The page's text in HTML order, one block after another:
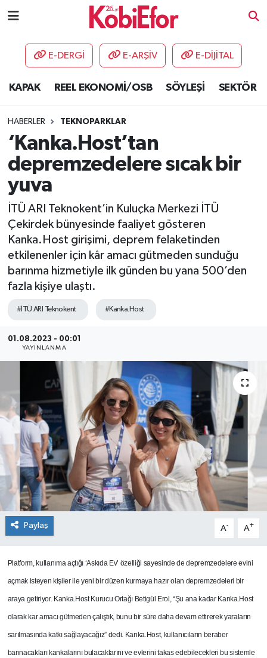
E-DERGİ E-ARŞİV E-DİJİTAL
KAPAK REEL EKONOMİ/OSB SÖYLEŞİ SEKTÖR
HABERLER TEKNOPARKLAR
‘Kanka.Host’tan
depremzedelere sıcak bir
yuva
İTÜ ARI Teknokent’in Kuluçka Merkezi İTÜ
Çekirdek bünyesinde faaliyet gösteren
Kanka.Host girişimi, deprem felaketinden
etkilenenler için kâr amacı gütmeden sunduğu
barınma hizmetiyle ilk günden bu yana 500’den
fazla kişiye ulaştı.
#İTÜ ARI Teknokent #Kanka.Host
01.08.2023 - 00:01
YAYINLANMA
Paylaş A- A+
Platform, kullanıma açtığı ‘Askıda Ev’ özelliği sayesinde de depremzedelere evini
açmak isteyen kişiler ile yeni bir düzen kurmaya hazır olan depremzedeleri bir
araya getiriyor. Kanka.Host Kurucu Ortağı Betigül Erol, “Şu ana kadar Kanka.Host
olarak kar amacı gütmeden çalıştık, bunu bir süre daha devam ettirerek yaraların
sarılmasında katkı sağlayacağız” dedi. Kanka.Host, kullanıcıların beraber
barınacakları kankalarını bulacaklarını ve evlerini takas edebilecekleri bu sistemle
AKADEMİ
DESTEK-TEŞVİK
ETKİNLİK
GÜNCEL
KAPAK
OSB
SEKTÖR
SÖYLEŞİ
ÜLKE
YAŞAM